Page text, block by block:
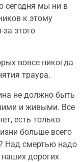
сегодня мы ни в
к этому
этого
вовсе никогда
траура.
не должно быть
и живыми. Все
есть только
больше всего
Над смертью надо
наших дорогих